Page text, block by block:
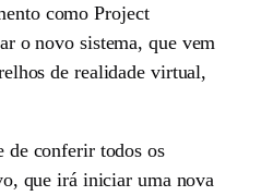
como Project
o novo sistema, que vem
de realidade virtual,
de conferir todos os
que irá iniciar uma nova